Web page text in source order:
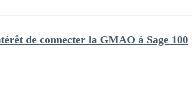
de connecter la GMAO à Sage 100